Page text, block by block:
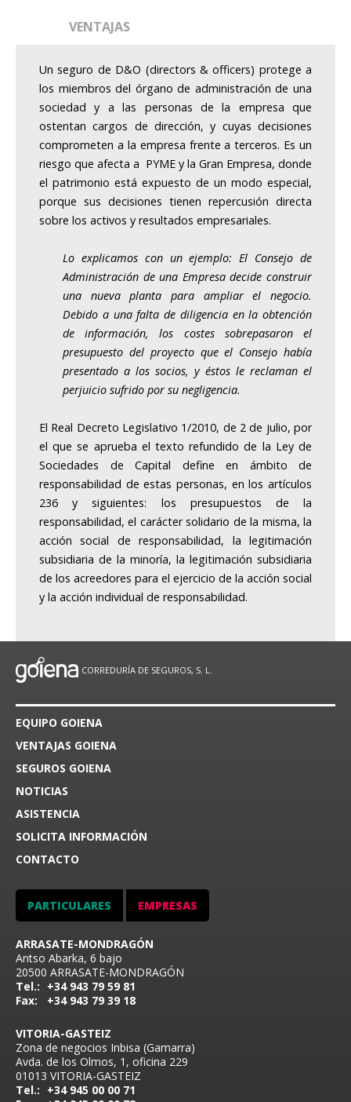
VENTAJAS
Un seguro de D&O (directors & officers) protege a
los miembros del órgano de administración de una
sociedad y a las personas de la empresa que
ostentan cargos de dirección, y cuyas decisiones
comprometen a la empresa frente a terceros. Es un
riesgo que afecta a PYME y la Gran Empresa, donde
el patrimonio está expuesto de un modo especial,
porque sus decisiones tienen repercusión directa
sobre los activos y resultados empresariales.
Lo explicamos con un ejemplo: El Consejo de
Administración de una Empresa decide construir
una nueva planta para ampliar el negocio.
Debido a una falta de diligencia en la obtención
de información, los costes sobrepasaron el
presupuesto del proyecto que el Consejo había
presentado a los socios, y éstos le reclaman el
perjuicio sufrido por su negligencia.
El Real Decreto Legislativo 1/2010, de 2 de julio, por
el que se aprueba el texto refundido de la Ley de
Sociedades de Capital define en ámbito de
responsabilidad de estas personas, en los artículos
236 y siguientes: los presupuestos de la
responsabilidad, el carácter solidario de la misma, la
acción social de responsabilidad, la legitimación
subsidiaria de la minoría, la legitimación subsidiaria
de los acreedores para el ejercicio de la acción social
y la acción individual de responsabilidad.
EQUIPO GOIENA
VENTAJAS GOIENA
SEGUROS GOIENA
NOTICIAS
ASISTENCIA
SOLICITA INFORMACIÓN
CONTACTO
CORREDURÍA DE SEGUROS, S. L.
PARTICULARES EMPRESAS
ARRASATE-MONDRAGÓN
Antso Abarka, 6 bajo
20500 ARRASATE-MONDRAGÓN
Tel.: +34 943 79 59 81
Fax:
+34 943 79 39 18
VITORIA-GASTEIZ
Zona de negocios Inbisa (Gamarra)
Avda. de los Olmos, 1, oficina 229
01013 VITORIA-GASTEIZ
Tel.: +34 945 00 00 71